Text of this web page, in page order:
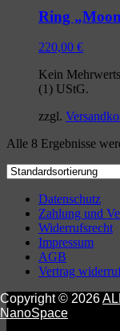
Ring
220,00 €
Kein
(1) UStG.
zzgl.
Alle 8 Ergebnisse
Datenschutz
Zahlung und
Widerrufsrecht
Impressum
AGB
Vertrag
Copyright © 2026
NanoSpace